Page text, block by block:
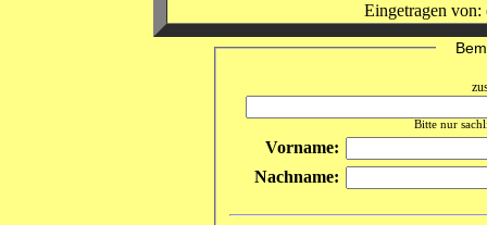
Eingetragen von:
Bitte nur
Vorname:
Nachname: